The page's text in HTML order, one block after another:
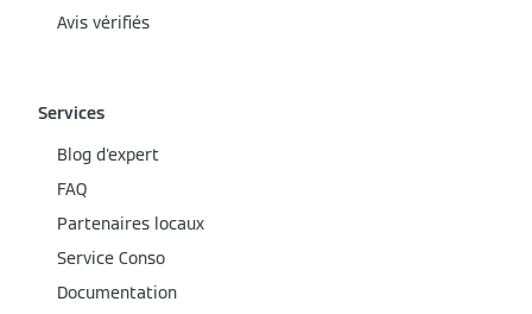
Avis vérifiés
Services
Blog d'expert
FAQ
Partenaires locaux
Service Conso
Documentation